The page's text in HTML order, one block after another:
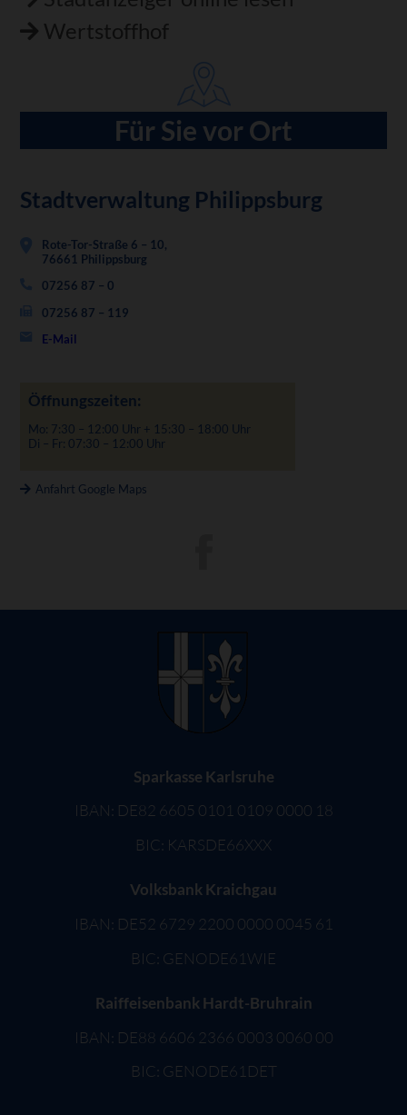
Wertstoffhof
Für Sie vor Ort
Stadtverwaltung Philippsburg
Rote-Tor-Straße 6 – 10,
76661 Philippsburg
07256 87 – 0
07256 87 – 119
E-Mail
Öffnungszeiten:
Mo: 7:30 – 12:00 Uhr + 15:30 – 18:00 Uhr
Di – Fr: 07:30 – 12:00 Uhr
Anfahrt Google Maps
Sparkasse Karlsruhe
IBAN: DE82 6605 0101 0109 0000 18
BIC: KARSDE66XXX
Volksbank Kraichgau
IBAN: DE52 6729 2200 0000 0045 61
BIC: GENODE61WIE
Raiffeisenbank Hardt-Bruhrain
IBAN: DE88 6606 2366 0003 0060 00
BIC: GENODE61DET